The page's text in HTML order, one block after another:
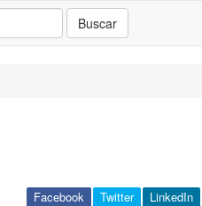
Buscar
LinkedIn
Twitter
Facebook